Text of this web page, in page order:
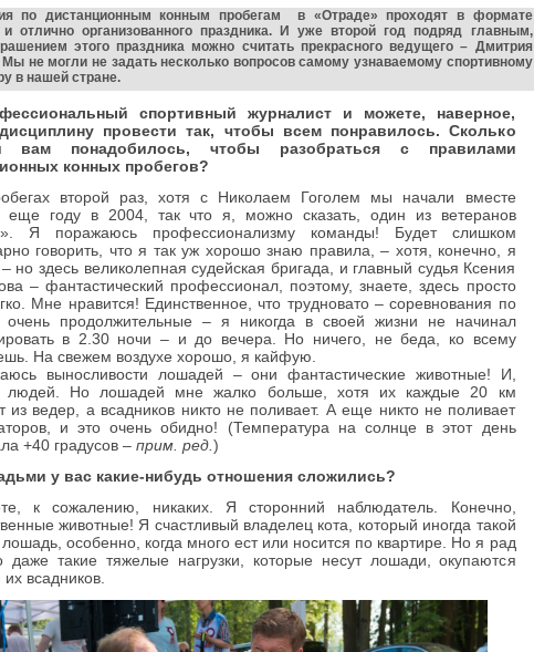
по дистанционным конным пробегам в «Отраде» проходят в формате
и отлично организованного праздника. И уже второй год подряд главным,
этого праздника можно считать прекрасного ведущего – Дмитрия
Мы не могли не задать несколько вопросов самому узнаваемому спортивному
в нашей стране.
спортивный журналист и можете, наверное,
провести так, чтобы всем понравилось. Сколько
вам понадобилось, чтобы разобраться с правилами
конных пробегов?
второй раз, хотя с Николаем Гоголем мы начали вместе
еще году в 2004, так что я, можно сказать, один из ветеранов
Я поражаюсь профессионализму команды! Будет слишком
говорить, что я так уж хорошо знаю правила, – хотя, конечно, я
но здесь великолепная судейская бригада, и главный судья Ксения
– фантастический профессионал, поэтому, знаете, здесь просто
Мне нравится! Единственное, что трудновато – соревнования по
очень продолжительные – я никогда в своей жизни не начинал
в 2.30 ночи – и до вечера. Но ничего, не беда, ко всему
На свежем воздухе хорошо, я кайфую.
выносливости лошадей – они фантастические животные! И,
людей. Но лошадей мне жалко больше, хотя их каждые 20 км
из ведер, а всадников никто не поливает. А еще никто не поливает
и это очень обидно! (Температура на солнце в этот день
+40 градусов – прим. ред. )
у вас какие-нибудь отношения сложились?
к сожалению, никаких. Я сторонний наблюдатель. Конечно,
животные! Я счастливый владелец кота, который иногда такой
особенно, когда много ест или носится по квартире. Но я рад
даже такие тяжелые нагрузки, которые несут лошади, окупаются
всадников.